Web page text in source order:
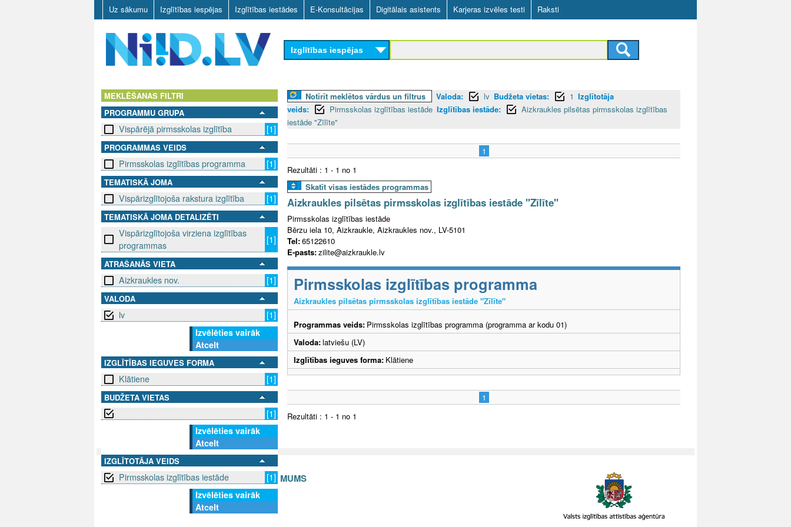
Skip
to
main
content
Uz sākumu Izglītības iespējas Izglītības iestādes E-Konsultācijas Digitālais asistents Karjeras izvēles testi Raksti
D
L
V
Izglītības iespējas
MEKLĒŠANAS FILTRI
PROGRAMMU GRUPA
Vispārējā pirmsskolas izglītība [1]
PROGRAMMAS VEIDS
Pirmsskolas izglītības programma [1]
TEMATISKĀ JOMA
Vispārizglītojoša rakstura izglītība [1]
TEMATISKĀ JOMA DETALIZĒTI
Vispārizglītojoša virziena izglītības
programmas
[1]
ATRAŠANĀS VIETA
Aizkraukles nov. [1]
VALODA
lv
[1]
Izvēlēties vairāk
Atcelt
IZGLĪTĪBAS IEGUVES FORMA
Klātiene [1]
BUDŽETA VIETAS
[1]
Izvēlēties vairāk
Atcelt
IZGLĪTOTĀJA VEIDS
Pirmsskolas izglītības iestāde
[1]
Izvēlēties vairāk
Atcelt
Notīrīt meklētos vārdus un filtrus Valoda: lv Budžeta vietas: 1 Izglītotāja
veids:
Pirmsskolas izglītības iestāde Izglītības iestāde:
Aizkraukles pilsētas pirmsskolas izglītības
iestāde "Zīlīte"
1
Rezultāti : 1 - 1 no 1
Skatīt visas iestādes programmas
Aizkraukles pilsētas pirmsskolas izglītības iestāde "Zīlīte"
Pirmsskolas izglītības iestāde
Bērzu iela 10, Aizkraukle, Aizkraukles nov., LV-5101
Tel:65122610
E-pasts:zilite@aizkraukle.lv
Pirmsskolas izglītības programma
Aizkraukles pilsētas pirmsskolas izglītības iestāde "Zīlīte"
Programmas veids: Pirmsskolas izglītības programma (programma ar kodu 01)
Valoda:latviešu (LV)
Izglītības ieguves forma: Klātiene
1
Rezultāti : 1 - 1 no 1
SEKO MUMS SAZINIES AR MUMS
info@niid.lv